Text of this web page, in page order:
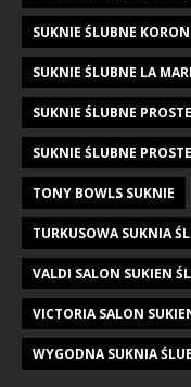
SUKNIE ŚLUBNE
SUKNIE ŚLUBNE LA
SUKNIE ŚLUBNE
SUKNIE ŚLUBNE
TONY BOWLS SUKNIE
TURKUSOWA SUKNIA
VALDI SALON SUKIEN
VICTORIA SALON
WYGODNA SUKNIA